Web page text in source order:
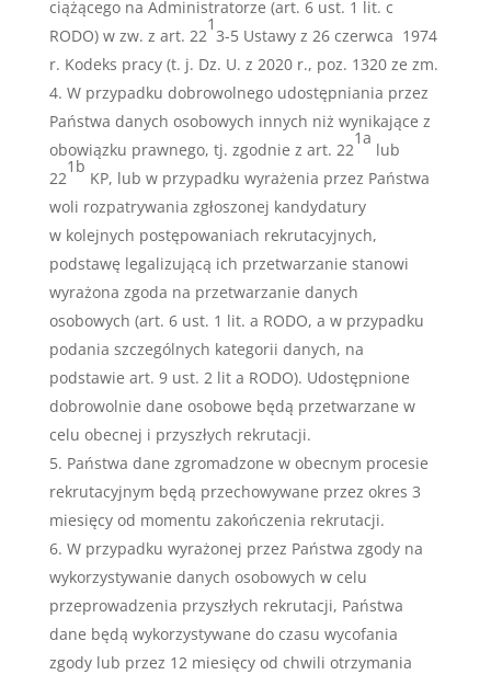
ciążącego na Administratorze (art. 6 ust. 1 lit. c
RODO) w zw. z art. 22
1
3-5 Ustawy z 26 czerwca 1974
r. Kodeks pracy (t. j. Dz. U. z 2020 r., poz. 1320 ze zm.
W przypadku dobrowolnego udostępniania przez
Państwa danych osobowych innych niż wynikające z
obowiązku prawnego, tj. zgodnie z art. 22
1a
lub
22
1b
KP, lub w przypadku wyrażenia przez Państwa
woli rozpatrywania zgłoszonej kandydatury
w kolejnych postępowaniach rekrutacyjnych,
podstawę legalizującą ich przetwarzanie stanowi
wyrażona zgoda na przetwarzanie danych
osobowych (art. 6 ust. 1 lit. a RODO, a w przypadku
podania szczególnych kategorii danych, na
podstawie art. 9 ust. 2 lit a RODO). Udostępnione
dobrowolnie dane osobowe będą przetwarzane w
celu obecnej i przyszłych rekrutacji.
Państwa dane zgromadzone w obecnym procesie
rekrutacyjnym będą przechowywane przez okres 3
miesięcy od momentu zakończenia rekrutacji.
W przypadku wyrażonej przez Państwa zgody na
wykorzystywanie danych osobowych w celu
przeprowadzenia przyszłych rekrutacji, Państwa
dane będą wykorzystywane do czasu wycofania
zgody lub przez 12 miesięcy od chwili otrzymania